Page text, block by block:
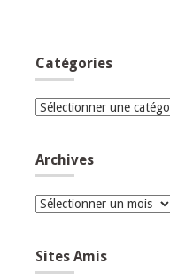
Catégories
Catégories
Archives
Archives
Sites Amis